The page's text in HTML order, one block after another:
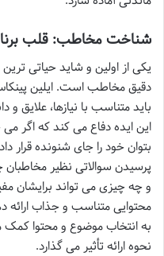
شناخت مخاطب: قلب
یکی از اولین و شاید حیاتی
دقیق مخاطب است. ایلین
باید متناسب با نیازها، علایق
این ایده دفاع می کند که اگر می
بتوان خود را جای شنونده قرار
پرسیدن سوالاتی نظیر مخاطبان
و چه چیزی می تواند برایشان
محتوایی متناسب و جذاب ارائه
به انتخاب موضوع و محتوا
نحوه ارائه تأثیر می گذارد.